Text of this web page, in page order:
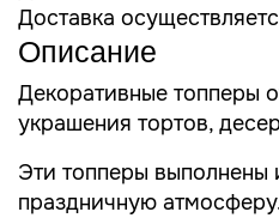
Доставка
Описание
Декоративные топперы
украшения тортов,
Эти топперы выполнены
праздничную